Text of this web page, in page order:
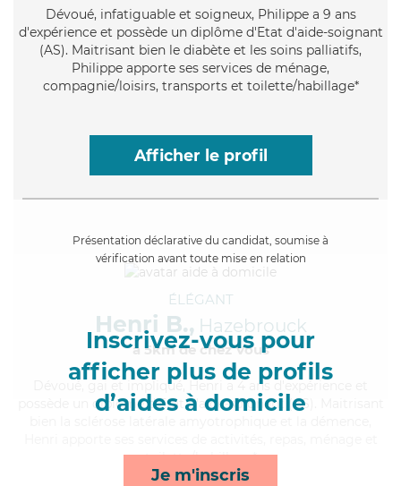
Dévoué, infatiguable et soigneux, Philippe a 9 ans
d'expérience et possède un diplôme d'Etat d'aide-soignant
(AS). Maitrisant bien le diabète et les soins palliatifs,
Philippe apporte ses services de ménage,
compagnie/loisirs, transports et toilette/habillage*
Afficher le profil
Présentation déclarative du candidat, soumise à
vérification avant toute mise en relation
Inscrivez-vous pour
afficher plus de profils
d’aides à domicile
Je m'inscris
ÉLÉGANT
Henri B., Hazebrouck
à 5km de chez Vous
, gai et impliqué, Henri a 4 ans d'expérience et
possède un diplôme d'Etat d'aide-soignant (AS). Maitrisant
toilette/habillage*